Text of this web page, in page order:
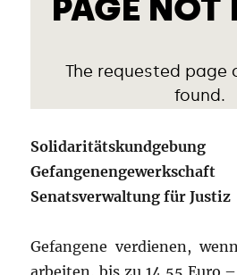
Senatsverwaltung für Justiz
Gefangene verdienen,